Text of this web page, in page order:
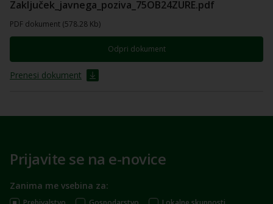
Zaključek_javnega_poziva_75OB24ZURE.pdf
PDF dokument (578.28 Kb)
Odpri dokument
Prenesi dokument
Prijavite se na e-novice
Zanima me vsebina za: